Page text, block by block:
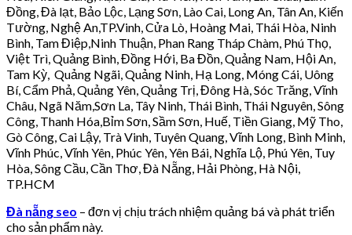
Đồng, Đà lạt, Bảo Lộc, Lạng Sơn, Lào Cai, Long An, Tân An, Kiến
Tường, Nghệ An,TP.Vinh, Cửa Lò, Hoàng Mai, Thái Hòa, Ninh
Bình, Tam Điệp,Ninh Thuận, Phan Rang Tháp Chàm, Phú Thọ,
Việt Trì, Quảng Bình, Đồng Hới, Ba Đồn, Quảng Nam, Hội An,
Tam Kỳ, Quảng Ngãi, Quảng Ninh, Hạ Long, Móng Cái, Uông
Bí, Cẩm Phả, Quảng Yên, Quảng Trị, Đông Hà, Sóc Trăng, Vĩnh
Châu, Ngã Năm,Sơn La, Tây Ninh, Thái Bình, Thái Nguyên, Sông
Công, Thanh Hóa,Bỉm Sơn, Sầm Sơn, Huế, Tiền Giang, Mỹ Tho,
Gò Công, Cai Lậy, Trà Vinh, Tuyên Quang, Vĩnh Long, Bình Minh,
Vĩnh Phúc, Vĩnh Yên, Phúc Yên, Yên Bái, Nghĩa Lộ, Phú Yên, Tuy
Hòa, Sông Cầu, Cần Thơ, Đà Nẵng, Hải Phòng, Hà Nội,
TP.HCM
Đà nẵng seo – đơn vị chịu trách nhiệm quảng bá và phát triển
cho sản phẩm này.